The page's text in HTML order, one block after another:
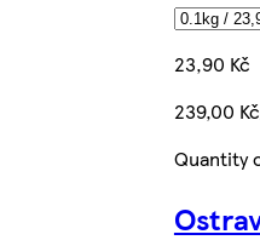
23,90 Kč
239,00
Quantity